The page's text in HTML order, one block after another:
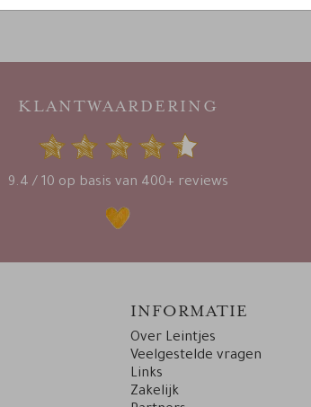
KLANTWAARDERING
9.4 / 10 op basis van 400+ reviews
INFORMATIE
Over Leintjes
Veelgestelde vragen
Links
Zakelijk